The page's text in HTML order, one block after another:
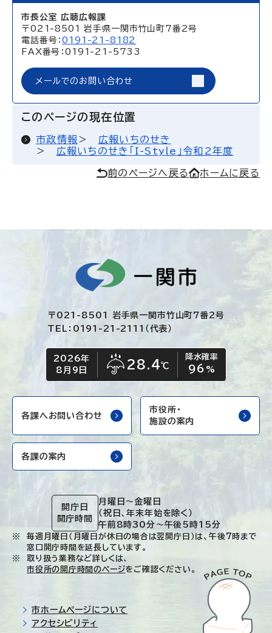
市長公室 広聴広報課
〒021-8501 岩手県一関市竹山町7番2号
電話番号：0191-21-8182
FAX番号：0191-21-5733
メールでのお問い合わせ
このページの現在位置
市政情報
広報いちのせき
広報いちのせき「I-Style」令和2年度
前のページへ戻る ホームに戻る
〒021-8501 岩手県一関市竹山町7番2号
TEL：0191-21-2111（代表）
今日の日付
2026年
8月9日
今日の天気
雨
28.4℃
降水確率
96 %
各課へお問い合わせ
市役所・
施設の案内
各課の案内
開庁日
開庁時間
月曜日～金曜日
（祝日、年末年始を除く）
午前8時30分～午後5時15分
毎週月曜日（月曜日が休日の場合は翌開庁日）は、午後7時まで
窓口開庁時間を延長しています。
取り扱う業務など詳しくは、
市役所の開庁時間のページをご確認ください。
市ホームページについて
アクセシビリティ